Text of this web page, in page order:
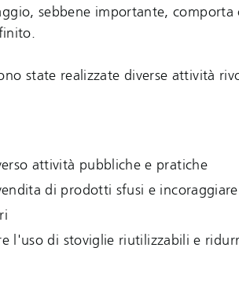
sebbene importante, comporta
state realizzate diverse attività
attività pubbliche e pratiche
di prodotti sfusi e
l'uso di stoviglie riutilizzabili e